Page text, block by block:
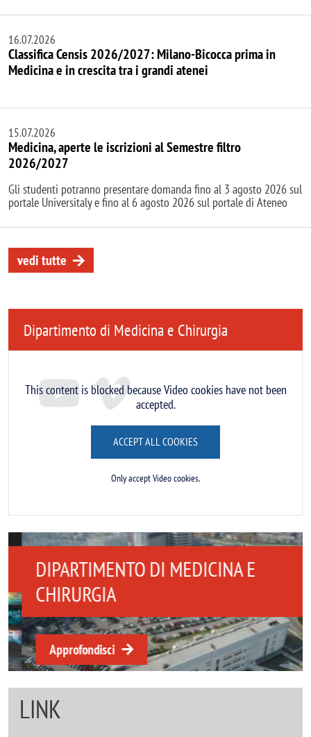
16.07.2026
Classifica Censis 2026/2027: Milano-Bicocca prima in
Medicina e in crescita tra i grandi atenei
15.07.2026
Medicina, aperte le iscrizioni al Semestre filtro
2026/2027
Gli studenti potranno presentare domanda fino al 3 agosto 2026 sul
portale Universitaly e fino al 6 agosto 2026 sul portale di Ateneo
vedi tutte
Dipartimento di Medicina e Chirurgia
Remote video URL
This content is blocked because Video cookies have not been
accepted.
ACCEPT ALL COOKIES
Only accept Video cookies.
DIPARTIMENTO DI MEDICINA E
CHIRURGIA
Approfondisci
LINK